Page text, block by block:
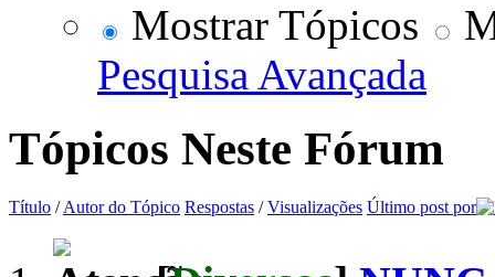
Mostrar Tópicos
Pesquisa Avançada
Tópicos Neste Fórum
Título /Autor do Tópico Respostas /Visualizações Último post por